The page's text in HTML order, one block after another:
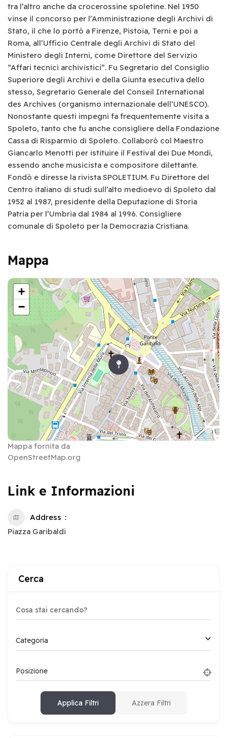
tra l’altro anche da crocerossine spoletine. Nel 1950
vinse il concorso per l’Amministrazione degli Archivi di
Stato, il che lo portò a Firenze, Pistoia, Terni e poi a
Roma, all’Ufficio Centrale degli Archivi di Stato del
Ministero degli Interni, come Direttore del Servizio
“Affari tecnici archivistici”. Fu Segretario del Consiglio
Superiore degli Archivi e della Giunta esecutiva dello
stesso, Segretario Generale del Conseil International
des Archives (organismo internazionale dell’UNESCO).
Nonostante questi impegni fa frequentemente visita a
Spoleto, tanto che fu anche consigliere della Fondazione
Cassa di Risparmio di Spoleto. Collaborò col Maestro
Giancarlo Menotti per istituire il Festival dei Due Mondi,
essendo anche musicista e compositore dilettante.
Fondò e diresse la rivista SPOLETIUM. Fu Direttore del
Centro italiano di studi sull’alto medioevo di Spoleto dal
1952 al 1987, presidente della Deputazione di Storia
Patria per l’Umbria dal 1984 al 1996. Consigliere
comunale di Spoleto per la Democrazia Cristiana.
Mappa
+
−
Mappa fornita da
OpenStreetMap.org
Link e Informazioni
Address
Piazza Garibaldi
Cerca
Categoria
Posizione
Applica Filtri Azzera Filtri